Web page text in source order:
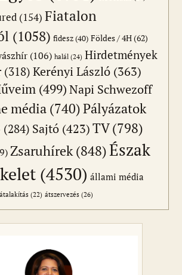
(154) Fiatalon
(1058) fidesz(40) Földes / 4H(62)
(106) halál (24) Hirdetmények
(318) Kerényi László (363)
(499)Napi Schwezoff
média (740)Pályázatok
(284) Sajtó (423)TV(798)
Zsaruhírek (848)Észak
(4530) állami média
átalakítás (22) átszervezés (26)